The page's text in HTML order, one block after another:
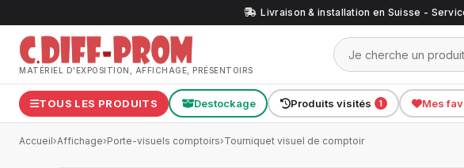
Livraison & installation en Suisse -
MATÉRIEL D'EXPOSITION, AFFICHAGE, PRÉSENTOIRS
TOUS LES PRODUITS Destockage Produits visités 1 Mes
Accueil›Affichage›Porte-visuels comptoirs›Tourniquet visuel de comptoir